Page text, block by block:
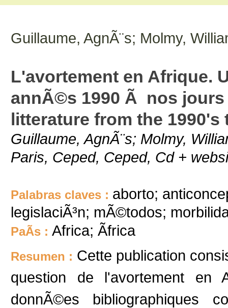
Guillaume, AgnÃ¨s; Molmy,
L'avortement en Afrique.
annÃ©s 1990 Ã nos
litterature from the 1990's
Guillaume, AgnÃ¨s; Molmy,
Paris, Ceped, Ceped, Cd +
Palabras claves : aborto;
legislaciÃ³n; mÃ©todos;
PaÃ­s : Africa; Ãfrica
Resumen : Cette publication
question de l'avortement en
donnÃ©es bibliographiques